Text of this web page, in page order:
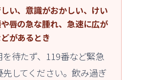
い、意識がおかしい、けい
唇の急な腫れ、急速に広が
があるとき
待たず、119番など緊急
してください。飲み過ぎ